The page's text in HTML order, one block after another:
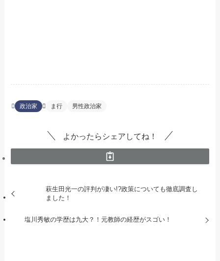
政治家 ま行 男性政治家
よかったらシェアしてね！
萩生田光一の評判が凄い!?政策についても徹底調査し
ました！
塩川秀敏の学歴は九大？！元教師の経歴がスゴい！